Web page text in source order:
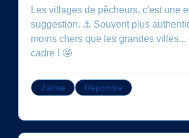
Les villages de pêcheurs, c'est une
suggestion. ⚓️ Souvent plus
moins chers que les grandes villes...
cadre ! 🤩
J'aime Répondre